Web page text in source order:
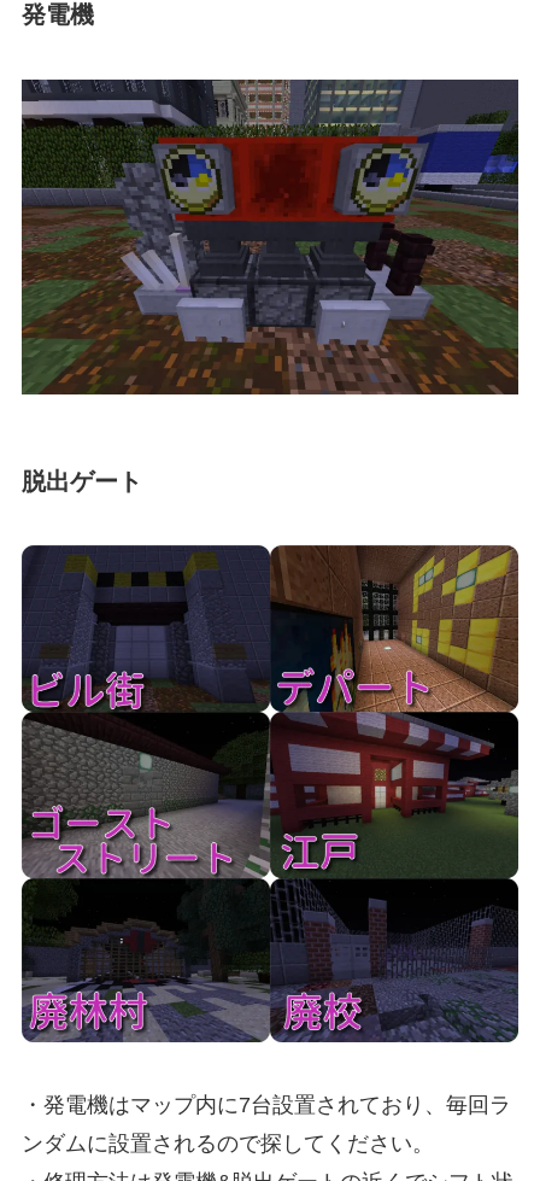
発電機
脱出ゲート
・発電機はマップ内に7台設置されており、毎回ラ
ンダムに設置されるので探してください。